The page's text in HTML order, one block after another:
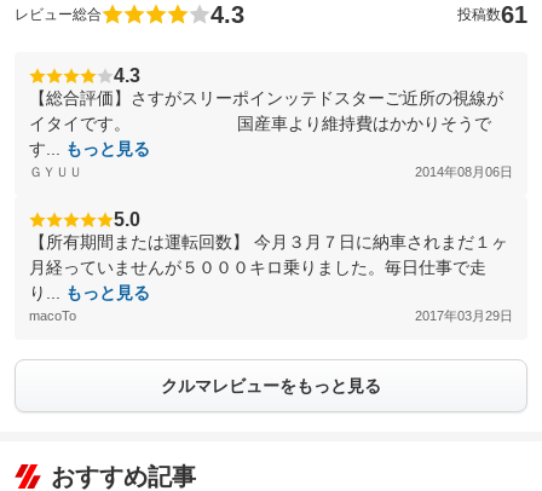
レビュー総合 4.3 投稿数61
4.3
【総合評価】さすがスリーポインッテドスターご近所の視線が
イタイです。 国産車より維持費はかかりそうで
す...
もっと見る
ＧＹＵＵ 2014年08月06日
5.0
【所有期間または運転回数】 今月３月７日に納車されまだ１ヶ
月経っていませんが５０００キロ乗りました。毎日仕事で走
り...
もっと見る
macoTo 2017年03月29日
クルマレビューをもっと見る
おすすめ記事